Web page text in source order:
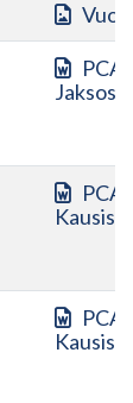
PCA
PCA
PCA